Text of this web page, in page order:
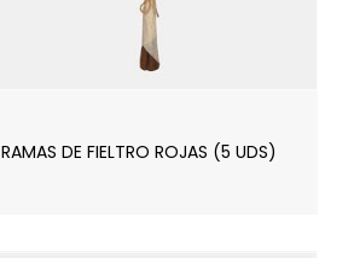
RAMAS DE FIELTRO ROJAS (5 UDS)